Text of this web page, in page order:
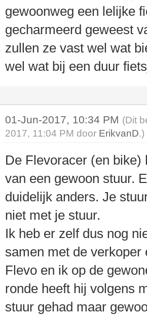
gewoonweg een lelijke
gecharmeerd geweest
zullen ze vast wel wat
wel wat bij een duur
01-Jun-2017, 10:34 PM (Dit
2017, 11:04 PM door ErikvanD.)
De Flevoracer (en
van een gewoon stuur.
duidelijk anders. Je
niet met je stuur.
Ik heb er zelf dus nog
samen met de
Flevo en ik op de
ronde heeft hij volgens
stuur gehad maar